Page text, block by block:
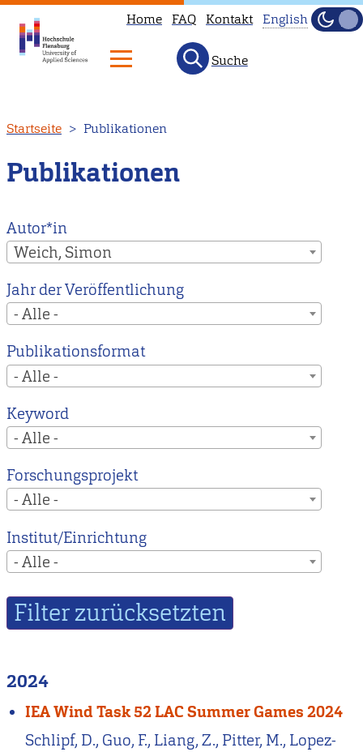
zum
Inhalt
Home FAQ Kontakt
to
our
main
instead.
English
Hell
Suche
Startseite Publikationen
Publikationen
Autor*in
Weich, Simon
Jahr der Veröffentlichung
- Alle -
Publikationsformat
- Alle -
Keyword
- Alle -
Forschungsprojekt
- Alle -
Institut/Einrichtung
- Alle -
2024
IEA Wind Task 52 LAC Summer Games 2024
Schlipf, D., Guo, F., Liang, Z., Pitter, M., Lopez-